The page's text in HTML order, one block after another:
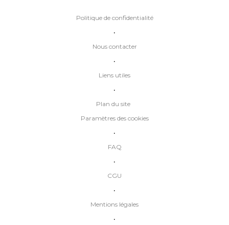
Plan du site
•
Liens utiles
•
Nous contacter
•
Politique de confidentialité
•
Mentions légales
•
CGU
•
FAQ
•
Paramètres des cookies